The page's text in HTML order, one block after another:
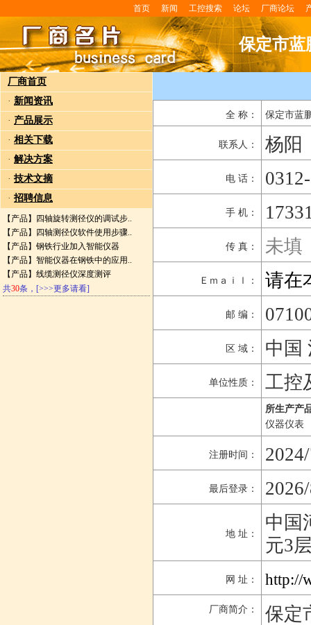
首页 新闻 工控搜索 论坛 厂商论坛
保定市蓝
厂商首页
· 新闻资讯
· 产品展示
· 相关下载
· 解决方案
· 技术文摘
· 招聘信息
【产品】
四轴旋转测径仪的调试步..
【产品】
四轴测径仪软件使用步骤..
【产品】 钢铁行业加入智能仪器
【产品】 智能仪器在钢铁中的应用..
【产品】 线缆测径仪深度测评
共30条， [>>>更多请看]
全 称： 保定市蓝
联系人： 杨阳
电 话：
手 机：
传 真： 未填
Ｅｍａｉｌ： 请在
邮 编：
区 域： 中国
单位性质： 工控
所生产产
仪器仪表
注册时间：
最后登录：
地 址：
中国
元3
网 址： http://
厂商简介：
保定